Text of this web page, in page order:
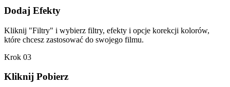
Dodaj Efekty
Kliknij "Filtry" i wybierz filtry, efekty i opcje korekcji kolorów,
które chcesz zastosować do swojego filmu.
Krok 03
Kliknij Pobierz